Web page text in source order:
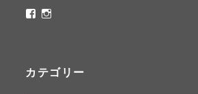
ritaflower.calligraphy
ロ
フ
ロ
フ
カテゴリー